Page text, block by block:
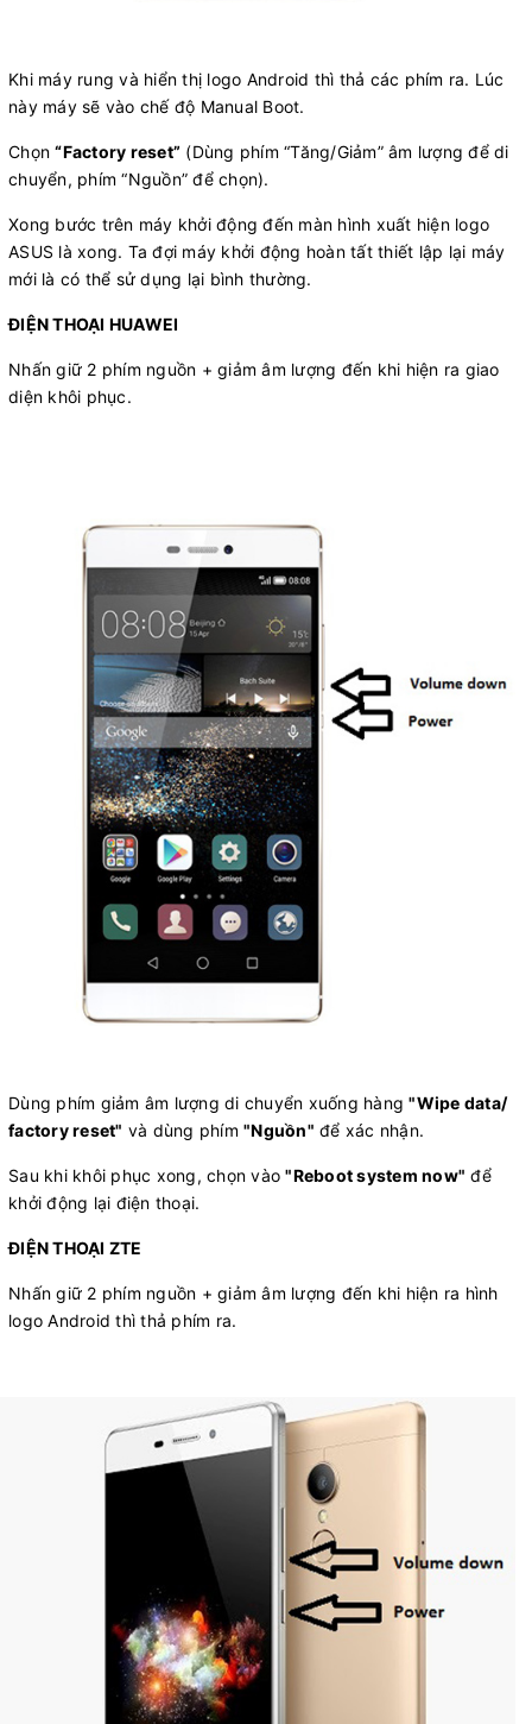
Khi máy rung và hiển thị logo Android thì thả các phím ra. Lúc
này máy sẽ vào chế độ Manual Boot.
Chọn“Factory reset” (Dùng phím “Tăng/Giảm” âm lượng để di
chuyển, phím “Nguồn” để chọn).
Xong bước trên máy khởi động đến màn hình xuất hiện logo
ASUS là xong. Ta đợi máy khởi động hoàn tất thiết lập lại máy
mới là có thể sử dụng lại bình thường.
ĐIỆN THOẠI HUAWEI
Nhấn giữ 2 phím nguồn + giảm âm lượng đến khi hiện ra giao
diện khôi phục.
Dùng phím giảm âm lượng di chuyển xuống hàng"Wipe data/
factory reset" và dùng phím "Nguồn" để xác nhận.
Sau khi khôi phục xong, chọn vào"Reboot system now" để
khởi động lại điện thoại.
ĐIỆN THOẠI ZTE
Nhấn giữ 2 phím nguồn + giảm âm lượng đến khi hiện ra hình
logo Android thì thả phím ra.